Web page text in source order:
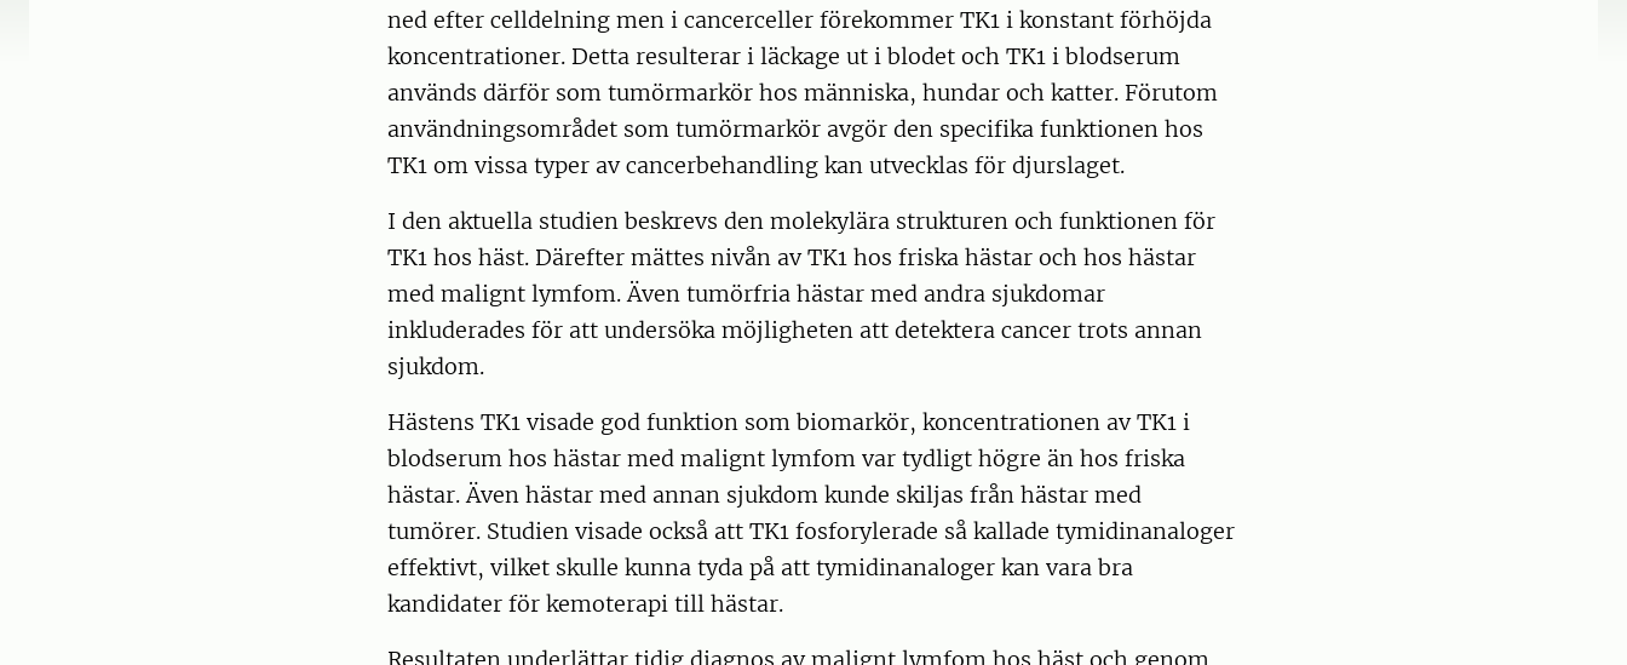
ned efter celldelning men i cancerceller förekommer TK1 i konstant förhöjda
koncentrationer. Detta resulterar i läckage ut i blodet och TK1 i blodserum
används därför som tumörmarkör hos människa, hundar och katter. Förutom
användningsområdet som tumörmarkör avgör den specifika funktionen hos
TK1 om vissa typer av cancerbehandling kan utvecklas för djurslaget.
I den aktuella studien beskrevs den molekylära strukturen och funktionen för
TK1 hos häst. Därefter mättes nivån av TK1 hos friska hästar och hos hästar
med malignt lymfom. Även tumörfria hästar med andra sjukdomar
inkluderades för att undersöka möjligheten att detektera cancer trots annan
sjukdom.
Hästens TK1 visade god funktion som biomarkör, koncentrationen av TK1 i
blodserum hos hästar med malignt lymfom var tydligt högre än hos friska
hästar. Även hästar med annan sjukdom kunde skiljas från hästar med
tumörer. Studien visade också att TK1 fosforylerade så kallade tymidinanaloger
effektivt, vilket skulle kunna tyda på att tymidinanaloger kan vara bra
kandidater för kemoterapi till hästar.